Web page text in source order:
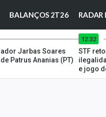
BALANÇOS 2T26 RADAR
Jarbas Soares
Patrus Ananias (PT)
12:32
STF
e jogo